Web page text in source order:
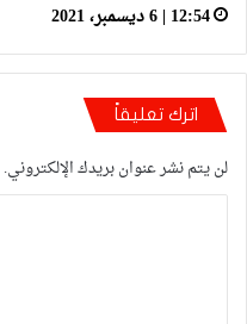
12:54 | 6 ديسمبر، 2021
اترك تعليقاً
لن يتم نشر عنوان بريدك الإلكتروني.